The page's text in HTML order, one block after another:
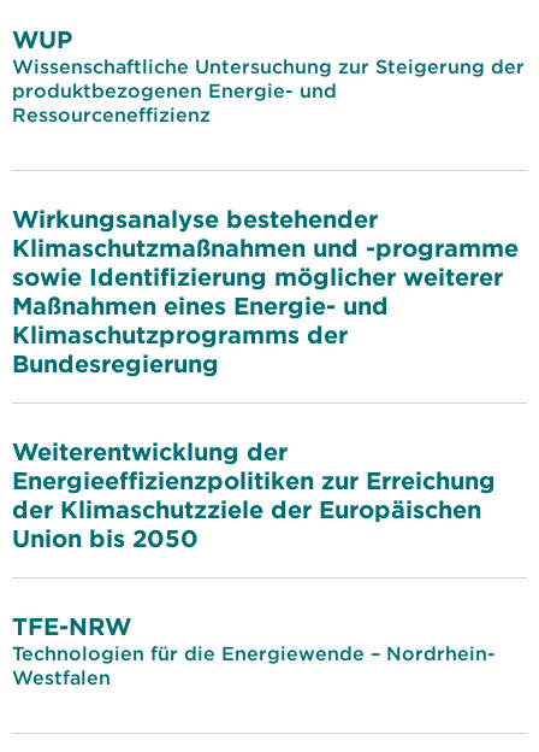
WUP
Wissenschaftliche Untersuchung zur Steigerung der
produktbezogenen Energie- und
Ressourceneffizienz
Wirkungsanalyse bestehender
Klimaschutzmaßnahmen und -programme
sowie Identifizierung möglicher weiterer
Maßnahmen eines Energie- und
Klimaschutzprogramms der
Bundesregierung
Weiterentwicklung der
Energieeffizienzpolitiken zur Erreichung
der Klimaschutzziele der Europäischen
Union bis 2050
TFE-NRW
Technologien für die Energiewende – Nordrhein-
Westfalen